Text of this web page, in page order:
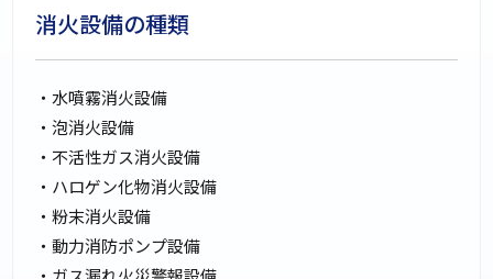
消火設備の種類
・水噴霧消火設備
・泡消火設備
・不活性ガス消火設備
・ハロゲン化物消火設備
・粉末消火設備
・動力消防ポンプ設備